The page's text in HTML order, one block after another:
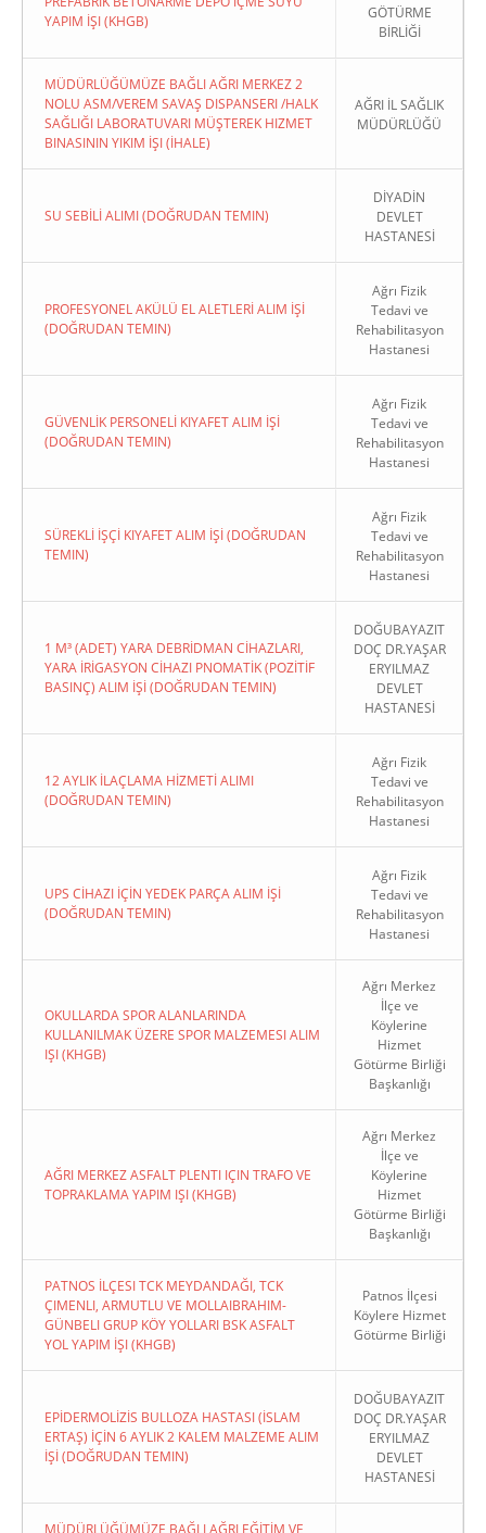
YAPIM İŞI (KHGB)
GÖTÜRME
BİRLİĞİ
MÜDÜRLÜĞÜMÜZE BAĞLI AĞRI MERKEZ 2
NOLU ASM/VEREM SAVAŞ DISPANSERI /HALK
SAĞLIĞI LABORATUVARI MÜŞTEREK HIZMET
BINASININ YIKIM İŞI (İHALE)
AĞRI İL SAĞLIK
MÜDÜRLÜĞÜ
SU SEBİLİ ALIMI (DOĞRUDAN TEMIN)
DİYADİN
DEVLET
HASTANESİ
PROFESYONEL AKÜLÜ EL ALETLERİ ALIM İŞİ
(DOĞRUDAN TEMIN)
Ağrı Fizik
Tedavi ve
Rehabilitasyon
Hastanesi
GÜVENLİK PERSONELİ KIYAFET ALIM İŞİ
(DOĞRUDAN TEMIN)
Ağrı Fizik
Tedavi ve
Rehabilitasyon
Hastanesi
SÜREKLİ İŞÇİ KIYAFET ALIM İŞİ (DOĞRUDAN
TEMIN)
Ağrı Fizik
Tedavi ve
Rehabilitasyon
Hastanesi
1 M³ (ADET) YARA DEBRİDMAN CİHAZLARI,
YARA İRİGASYON CİHAZI PNOMATİK (POZİTİF
BASINÇ) ALIM İŞİ (DOĞRUDAN TEMIN)
DOĞUBAYAZIT
DOÇ DR.YAŞAR
ERYILMAZ
DEVLET
HASTANESİ
12 AYLIK İLAÇLAMA HİZMETİ ALIMI
(DOĞRUDAN TEMIN)
Ağrı Fizik
Tedavi ve
Rehabilitasyon
Hastanesi
UPS CİHAZI İÇİN YEDEK PARÇA ALIM İŞİ
(DOĞRUDAN TEMIN)
Ağrı Fizik
Tedavi ve
Rehabilitasyon
Hastanesi
OKULLARDA SPOR ALANLARINDA
KULLANILMAK ÜZERE SPOR MALZEMESI ALIM
IŞI (KHGB)
Ağrı Merkez
İlçe ve
Köylerine
Hizmet
Götürme Birliği
Başkanlığı
AĞRI MERKEZ ASFALT PLENTI IÇIN TRAFO VE
TOPRAKLAMA YAPIM IŞI (KHGB)
Ağrı Merkez
İlçe ve
Köylerine
Hizmet
Götürme Birliği
Başkanlığı
PATNOS İLÇESI TCK MEYDANDAĞI, TCK
ÇIMENLI, ARMUTLU VE MOLLAIBRAHIM-
GÜNBELI GRUP KÖY YOLLARI BSK ASFALT
YOL YAPIM İŞI (KHGB)
Patnos İlçesi
Köylere Hizmet
Götürme Birliği
EPİDERMOLİZİS BULLOZA HASTASI (İSLAM
ERTAŞ) İÇİN 6 AYLIK 2 KALEM MALZEME ALIM
İŞİ (DOĞRUDAN TEMIN)
DOĞUBAYAZIT
DOÇ DR.YAŞAR
ERYILMAZ
DEVLET
HASTANESİ
MÜDÜRLÜĞÜMÜZE BAĞLI AĞRI EĞİTİM VE